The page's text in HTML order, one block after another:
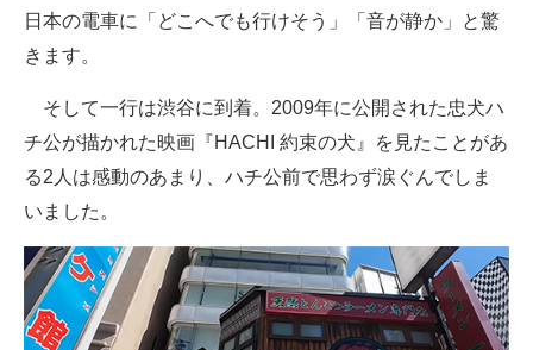
日本の電車に「どこへでも行けそう」「音が静か」と驚
きます。
そして一行は渋谷に到着。2009年に公開された忠犬ハ
チ公が描かれた映画『HACHI 約束の犬』を見たことがあ
る2人は感動のあまり、ハチ公前で思わず涙ぐんでしま
いました。